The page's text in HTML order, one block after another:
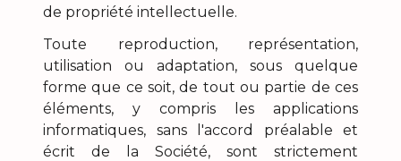
de propriété intellectuelle.
Toute reproduction, représentation,
utilisation ou adaptation, sous quelque
forme que ce soit, de tout ou partie de ces
éléments, y compris les applications
informatiques, sans l'accord préalable et
écrit de la Société, sont strictement